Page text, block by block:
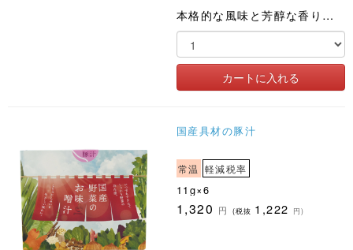
本格的な風味と芳醇な香りが楽しめます
国産具材の豚汁
常温 軽減税率
11g×6
1,320 円 (税抜 1,222 円)